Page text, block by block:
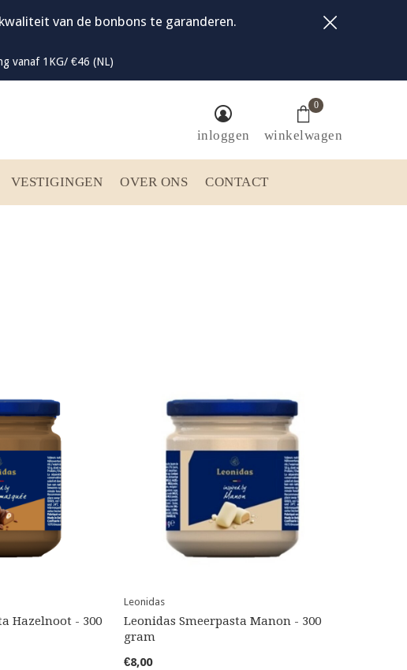
VESTIGINGEN OVER ONS CONTACT
inloggen winkelwagen
0
vanaf 1KG/ €46 (NL)
van de bonbons te garanderen.
Hazelnoot - 300
Leonidas
Leonidas Smeerpasta Manon - 300
gram
€8,00